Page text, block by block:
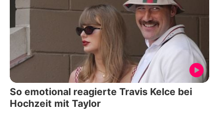
So emotional reagierte Travis Kelce bei
Hochzeit mit Taylor